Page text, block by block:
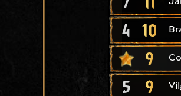
4 10
9
5 9